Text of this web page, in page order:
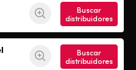
Buscar
distribuidores
Buscar
distribuidores